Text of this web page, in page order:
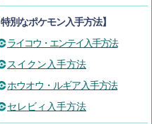
特別なポケモン入手方法】
ライコウ・エンテイ入手方法
スイクン入手方法
ホウオウ・ルギア入手方法
セレビィ入手方法